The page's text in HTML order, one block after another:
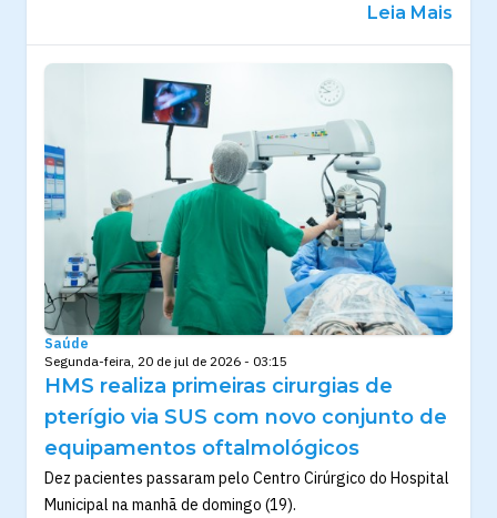
Leia Mais
Saúde
Segunda-feira, 20 de jul de 2026 - 03:15
HMS realiza primeiras cirurgias de
pterígio via SUS com novo conjunto de
equipamentos oftalmológicos
Dez pacientes passaram pelo Centro Cirúrgico do Hospital
Municipal na manhã de domingo (19).